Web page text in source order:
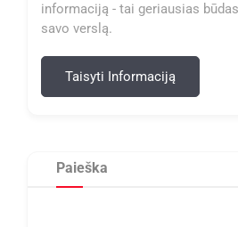
informaciją - tai geriausias
savo verslą.
Taisyti Informaciją
Paieška